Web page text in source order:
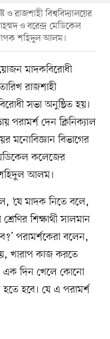
রাজশাহী বিশ্ববিদ্যালয়ের
ও বরেন্দ্র মেডিকেল
শহিদুল আলম।
মাদকবিরোধী
রাজশাহী
সভা অনুষ্ঠিত হয়।
দেন ক্লিনিক্যাল
মনোবিজ্ঞান বিভাগের
কলেজের
আলম।
‘যে মাদক নিতে বলে,
শিক্ষার্থী সালমান
পরামর্শকেরা বলেন,
খারাপ কাজ করতে
এক দিন খেলে কোনো
হবে। যে এ পরামর্শ